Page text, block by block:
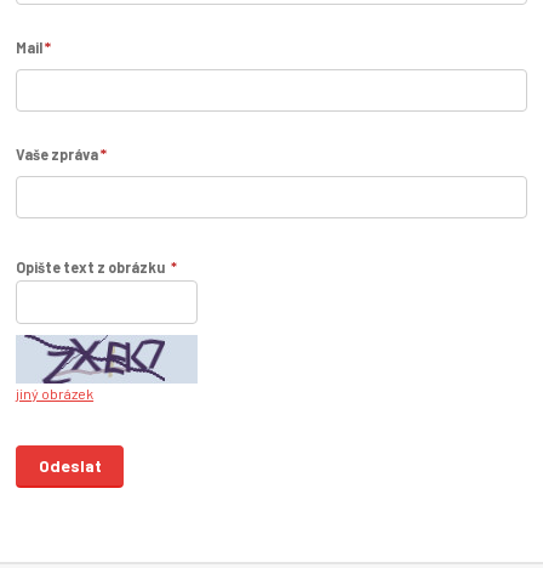
Mail*
Vaše zpráva*
Opište text z obrázku *
jiný obrázek